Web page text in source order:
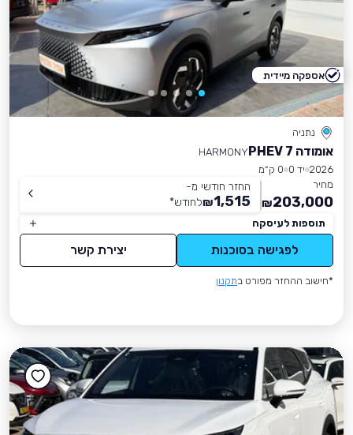
נתניה
אומודה 7 PHEV
HARMONY
2026 יד 0
0 ק״מ
מחיר
203,000
₪
החזר חודשי מ-
1,515
₪לחודש*
תוספות לעיסקה
לפגישה בסוכנות יצירת קשר
*חישוב ההחזר מפורט בתקנון
אספקה מיידית